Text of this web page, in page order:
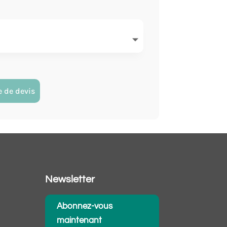
de devis
Newsletter
Abonnez-vous
maintenant